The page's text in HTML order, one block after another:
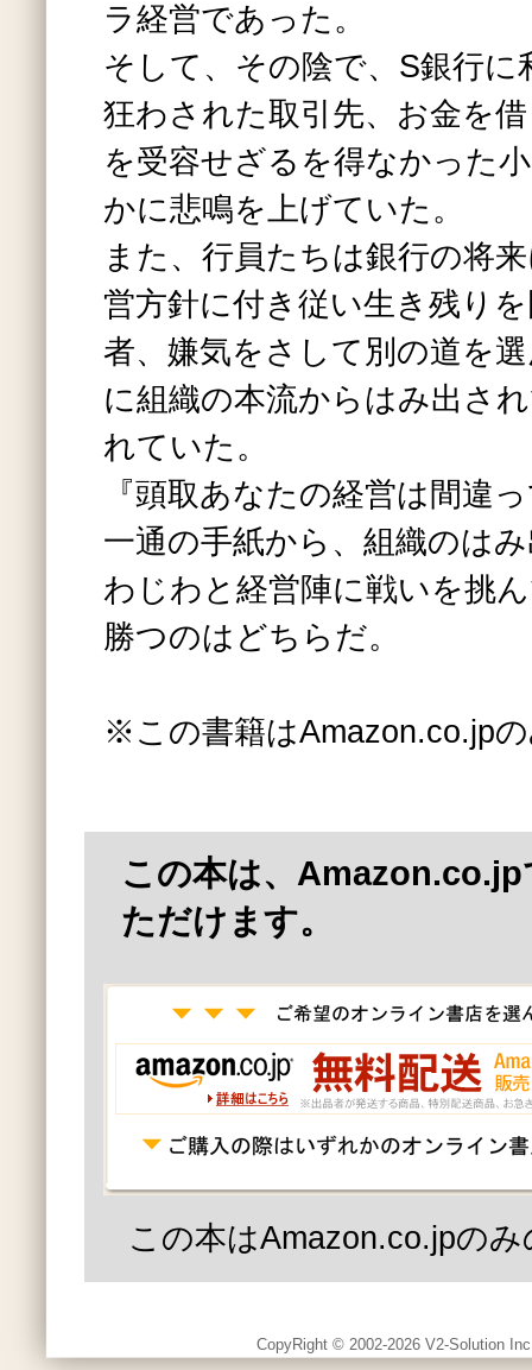
ラ経営であった。
そして、その陰で、S銀行に
狂わされた取引先、お金を
を受容せざるを得なかった
かに悲鳴を上げていた。
また、行員たちは銀行の将
営方針に付き従い生き残り
者、嫌気をさして別の道を
に組織の本流からはみ出さ
れていた。
『頭取あなたの経営は間違
一通の手紙から、組織のは
わじわと経営陣に戦いを挑
勝つのはどちらだ。
※この書籍はAmazon.co.jp
この本は、
ただけます。
この本はAmazon.co.jpの
CopyRight © 2002-2026 V2-Solution